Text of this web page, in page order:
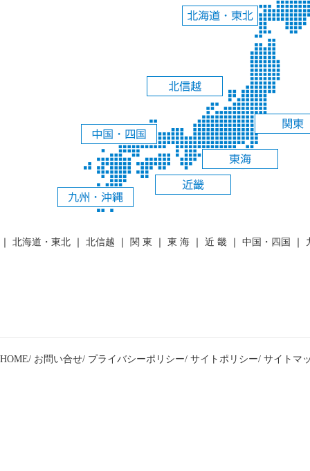
北海道・東北 北信越 関 東 東 海 近 畿 中国・四国
HOME/ お問い合せ/ プライバシーポリシー/ サイトポリシー/ サイトマ